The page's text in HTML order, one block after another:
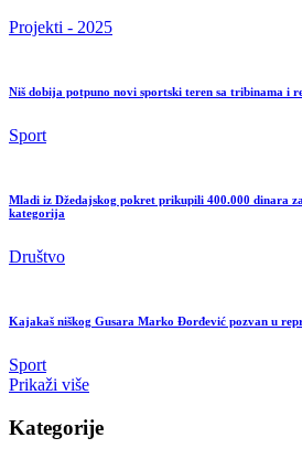
Projekti - 2025
Niš dobija potpuno novi sportski teren sa tribinama i
Sport
Mladi iz Džedajskog pokret prikupili 400.000 dinara
kategorija
Društvo
Kajakaš niškog Gusara Marko Đorđević pozvan u
Sport
Prikaži više
Kategorije